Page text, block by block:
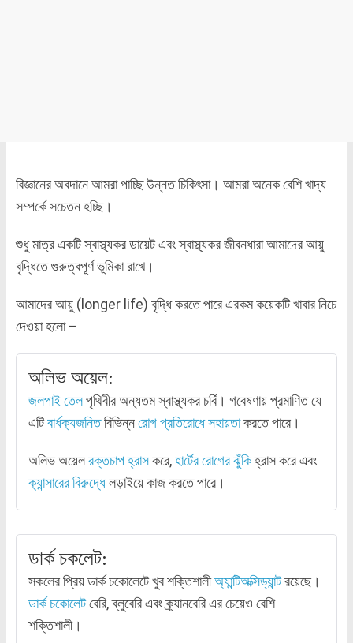
বিজ্ঞানের অবদানে আমরা পাচ্ছি উন্নত চিকিৎসা। আমরা অনেক বেশি খাদ্য
সম্পর্কে সচেতন হচ্ছি।
শুধু মাত্র একটি স্বাস্থ্যকর ডায়েট এবং স্বাস্থ্যকর জীবনধারা আমাদের আয়ু
বৃদ্ধিতে গুরুত্বপূর্ণ ভূমিকা রাখে।
আমাদের আয়ু (longer life) বৃদ্ধি করতে পারে এরকম কয়েকটি খাবার নিচে
দেওয়া হলো –
অলিভ অয়েল:
জলপাই তেলপৃথিবীর অন্যতম স্বাস্থ্যকর চর্বি। গবেষণায় প্রমাণিত যে
এটিবার্ধক্যজনিতবিভিন্নরোগ প্রতিরোধে সহায়তাকরতে পারে।
অলিভ অয়েলরক্তচাপ হ্রাসকরে,হার্টের রোগের ঝুঁকিহ্রাস করে এবং
ক্যান্সারের বিরুদ্ধেলড়াইয়ে কাজ করতে পারে।
ডার্ক চকলেট:
সকলের প্রিয় ডার্ক চকোলেটে খুব শক্তিশালীঅ্যান্টিঅক্সিড্যান্টরয়েছে।
ডার্ক চকোলেটবেরি, ব্লুবেরি এবং ক্র্যানবেরি এর চেয়েও বেশি
শক্তিশালী।